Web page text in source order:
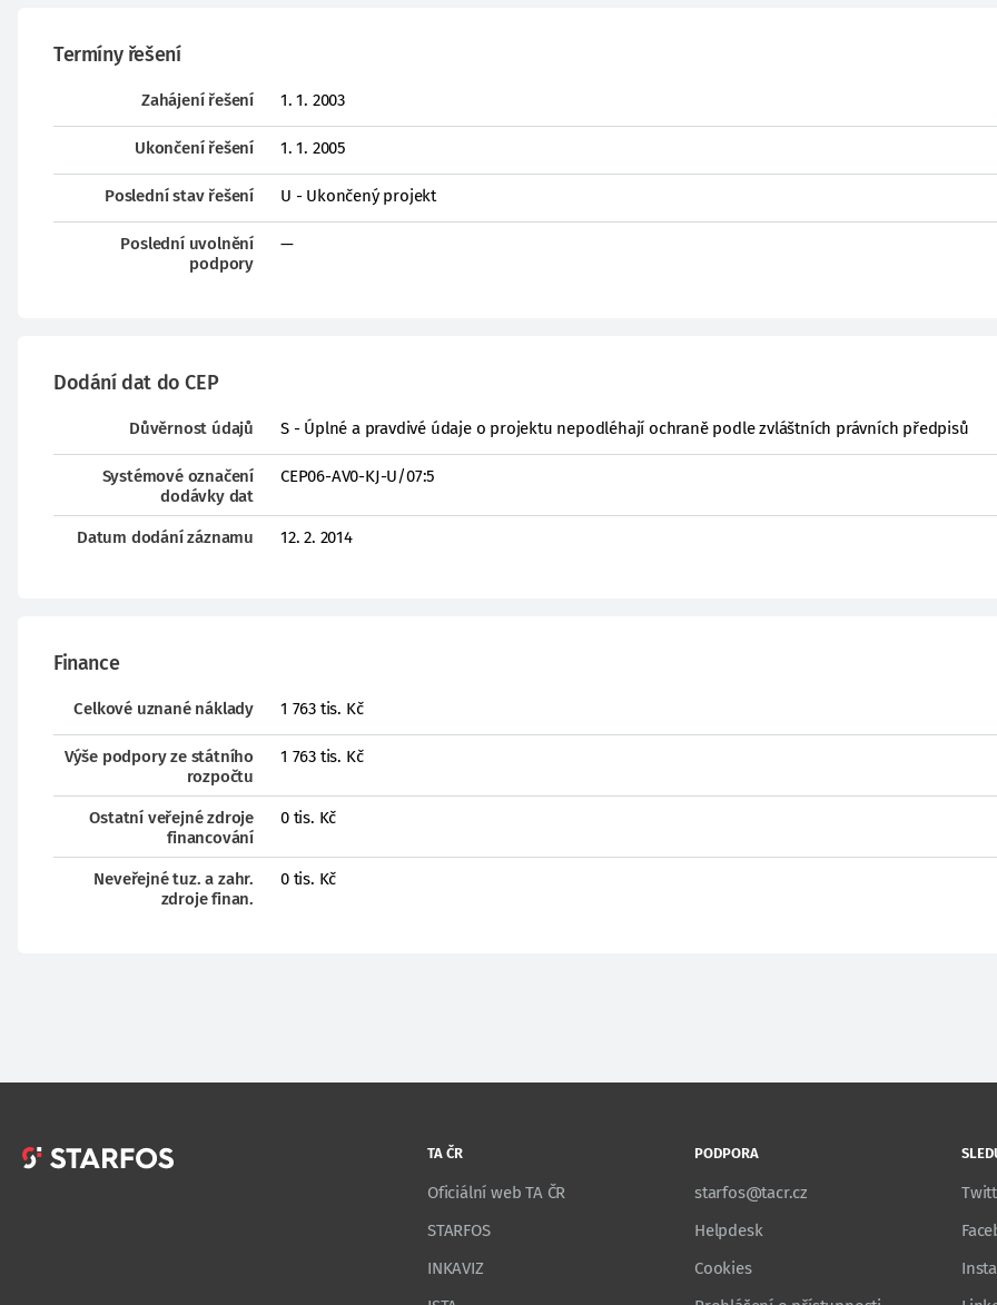
Termíny řešení
Zahájení řešení 1. 1. 2003
Ukončení řešení 1. 1. 2005
Poslední stav řešení U - Ukončený projekt
Poslední uvolnění
podpory
—
Dodání dat do CEP
Důvěrnost údajů S - Úplné a pravdivé údaje o projektu nepodléhají ochraně podle zvláštních právních předpisů
Systémové označení
dodávky dat
CEP06-AV0-KJ-U/07:5
Datum dodání záznamu 12. 2. 2014
Finance
Celkové uznané náklady 1 763 tis. Kč
Výše podpory ze státního
rozpočtu
1 763 tis. Kč
Ostatní veřejné zdroje
financování
0 tis. Kč
Neveřejné tuz. a zahr.
zdroje finan.
0 tis. Kč
TA ČR
Oficiální web TA ČR
STARFOS
INKAVIZ
PODPORA
starfos@tacr.cz
Helpdesk
Cookies